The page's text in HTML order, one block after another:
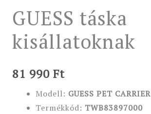
GUESS táska
kisállatoknak
81 990 Ft
Modell: GUESS PET CARRIER
Termékkód: TWB83897000